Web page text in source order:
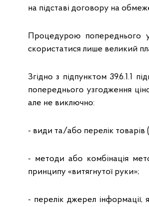
на підставі договору на
Процедурою попереднього
скористатися лише великий
Згідно з підпунктом 39.6.1.1
попереднього узгодження
але не виключно:
- види та/або перелік
- методи або комбінація
принципу «витягнутої руки»;
- перелік джерел інформації,